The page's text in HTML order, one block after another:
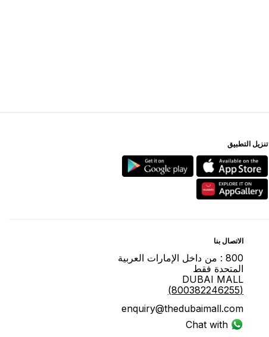
ﺗﻨﺰﻳﻞ اﻟﺘﻄﺒﻴﻖ
اﻻﺗﺼﺎﻝ ﺑﻨﺎ
800 : ﻣﻦ ﺩاﺧﻞ اﻹﻣﺎﺭاﺕ اﻟﻌﺮﺑﻴﺔ
اﻟﻤﺘﺤﺪﺓ ﻓﻘﻂ
DUBAI MALL
(800382246255)
enquiry@thedubaimall.com
Chat with Us